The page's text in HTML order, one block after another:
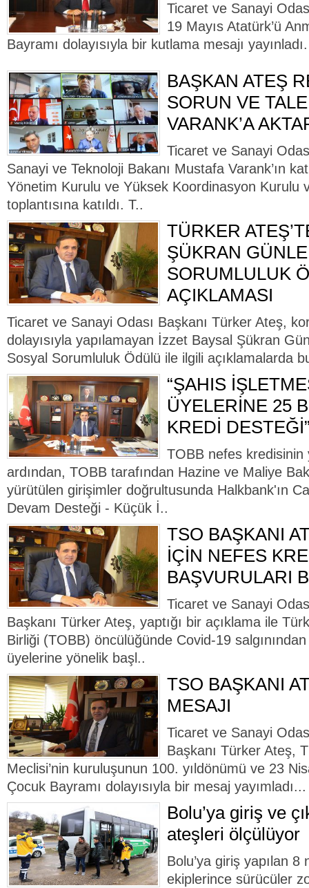
Ticaret ve Sanayi
19 Mayıs Atatürk’ü
Bayramı dolayısıyla bir kutlama mesajı yayınladı.
BAŞKAN ATEŞ
SORUN VE
VARANK’A
Ticaret ve Sanayi
Sanayi ve Teknoloji Bakanı Mustafa Varank’ın
Yönetim Kurulu ve Yüksek Koordinasyon Kurulu
toplantısına katıldı. T..
TÜRKER
ŞÜKRAN
SORUMLULUK
AÇIKLAMASI
Ticaret ve Sanayi Odası Başkanı Türker Ateş,
dolayısıyla yapılamayan İzzet Baysal Şükran
Sosyal Sorumluluk Ödülü ile ilgili açıklamalarda
“ŞAHIS
ÜYELERİNE 25
KREDİ
TOBB nefes
ardından, TOBB tarafından Hazine ve Maliye
yürütülen girişimler doğrultusunda Halkbank'ın
Devam Desteği - Küçük İ..
TSO BAŞKANI
İÇİN NEFES
BAŞVURULARI
Ticaret ve Sanayi
Başkanı Türker Ateş, yaptığı bir açıklama ile
Birliği (TOBB) öncülüğünde Covid-19
üyelerine yönelik başl..
TSO BAŞKANI
MESAJI
Ticaret ve Sanayi
Başkanı Türker Ateş,
Meclisi’nin kuruluşunun 100. yıldönümü ve 23
Çocuk Bayramı dolayısıyla bir mesaj yayımladı...
Bolu’ya giriş ve
ateşleri ölçülüyor
Bolu’ya giriş yapılan
ekiplerince sürücüler